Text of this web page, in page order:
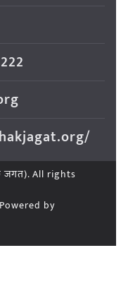
जगत). All rights
by